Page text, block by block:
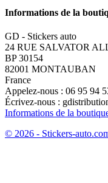
Informations de la
GD - Stickers auto
24 RUE SALVATOR
BP 30154
82001 MONTAUBAN
France
Appelez-nous : 06 95 94
Écrivez-nous :
Informations de la
© 2026 - Stickers-